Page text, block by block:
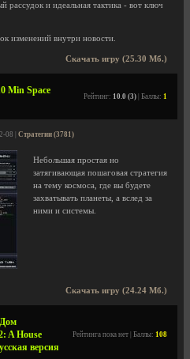
рассудок и идеальная тактика - вот ключ
изменений внутри новости.
Скачать игру (25.30 Мб.)
Min Space
Рейтинг: 10.0 (3) | Баллы: 1
08 | Стратегии (3781)
Небольшая простая но
затягивающая пошаговая стратегия
на тему космоса, где вы будете
захватывать планеты, а вслед за
ними и системы.
Скачать игру (24.24 Мб.)
A House
версия
Рейтинга пока нет | Баллы: 108